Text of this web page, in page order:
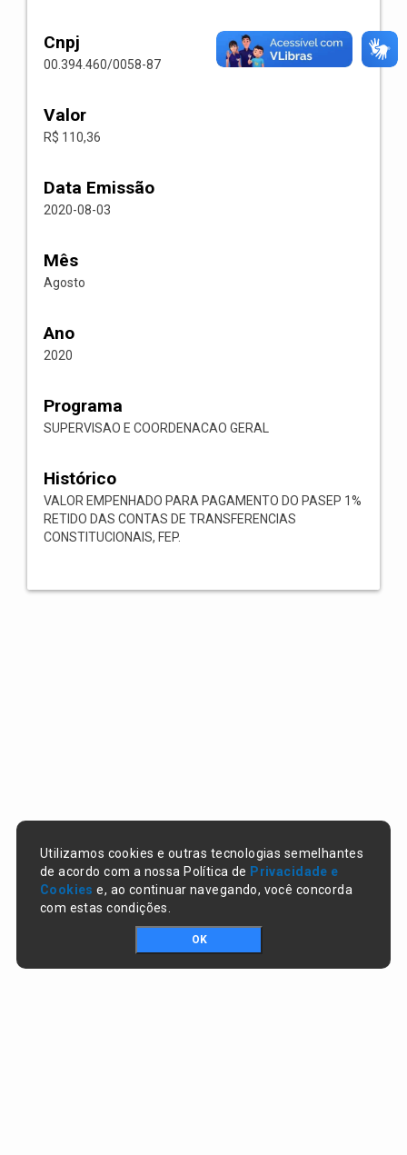
Cnpj
00.394.460/0058-87
Valor
R$ 110,36
Data Emissão
2020-08-03
Mês
Agosto
Ano
2020
Programa
SUPERVISAO E COORDENACAO GERAL
Histórico
VALOR EMPENHADO PARA PAGAMENTO DO PASEP 1%
RETIDO DAS CONTAS DE TRANSFERENCIAS
CONSTITUCIONAIS, FEP.
Utilizamos cookies e outras tecnologias semelhantes
de acordo com a nossa Política de Privacidade e
Cookies e, ao continuar navegando, você concorda
com estas condições.
OK